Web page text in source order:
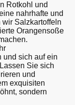
Rotkohl und
nahrhafte und
Salzkartoffeln
Orangensoße
und sich auf ein
Sie sich
und
exquisiten
sondern